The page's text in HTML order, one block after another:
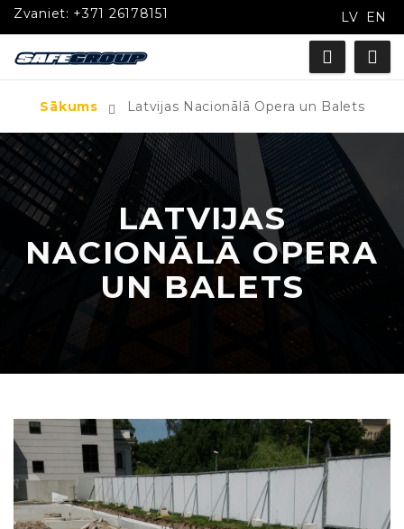
Zvaniet: +371 26178151 LV EN
Sākums Latvijas Nacionālā Opera un Balets
LATVIJAS
NACIONĀLĀ OPERA
UN BALETS